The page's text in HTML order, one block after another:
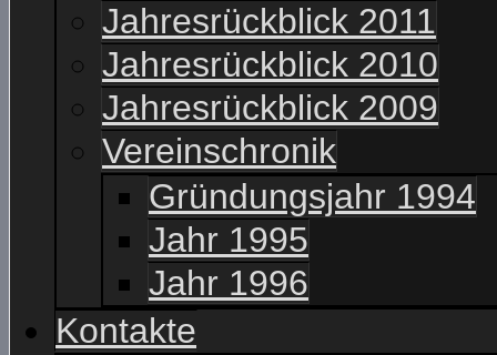
Jahresrückblick 2011
Jahresrückblick 2010
Jahresrückblick 2009
Vereinschronik
Gründungsjahr 1994
Jahr 1995
Jahr 1996
Kontakte